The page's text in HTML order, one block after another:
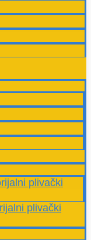
plivački
plivački